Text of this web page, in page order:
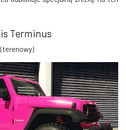
Terminus
(terenowy)